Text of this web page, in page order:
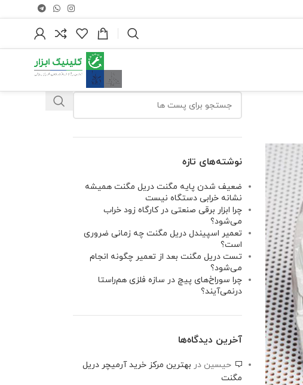
نوشته‌های تازه
ضعیف شدن پایه مگنت دریل مگنت همیشه
نشانه خرابی دستگاه نیست
چرا ابزار برقی صنعتی در کارگاه زود خراب
می‌شود؟
تعمیر اسپیندل دریل مگنت چه زمانی ضروری
است؟
تست دریل مگنت بعد از تعمیر چگونه انجام
می‌شود؟
چرا سوراخ‌های پیچ در سازه فلزی هم‌راستا
درنمی‌آیند؟
آخرین دیدگاه‌ها
حیسین در بهترین مرکز خرید آرمیچر دریل
مگنت